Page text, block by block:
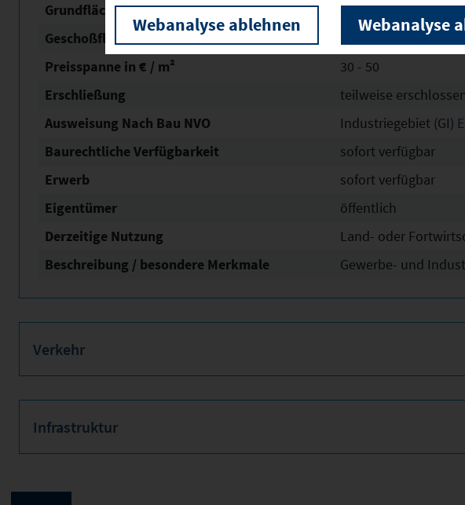
Grundflächen­zahl (GRZ)
0,8
Geschoßflächen­zahl (GFZ)
Preisspanne in € / m²
30 - 50
Erschließung
teilweise erschlossen
Ausweisung Nach Bau NVO
Industriegebiet (GI)
Baurechtliche Verfügbarkeit
sofort verfügbar
Erwerb
sofort verfügbar
Eigentümer
öffentlich
Derzeitige Nutzung
Land- oder
Beschreibung / besondere Merkmale
Gewerbe- und
Verkehr
Infrastruktur
Webanalyse ablehnen Webanalyse